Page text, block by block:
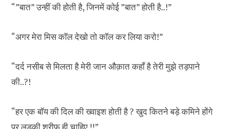
“”बात” उन्हीं की होती है, जिनमें कोई ”बात” होती है..!”
“अगर मेरा मिस कॉल देखो तो कॉल कर लिया करो!”
“दर्द नसीब से मिलता है मेरी जान औक़ात कहाँ है तेरी मुझे तड़पाने
की..?!
“हर एक बॉय की दिल की ख्वाइश होती है ? खुद कितने बड़े कमिने होंगे